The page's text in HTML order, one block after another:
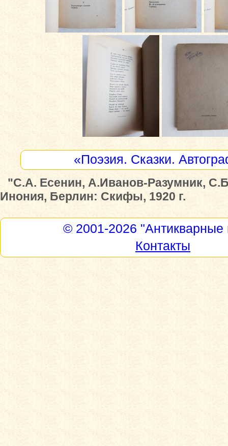
«Поэзия. Сказки.
"С.А. Есенин, А.Иванов-Разумник,
Инония, Берлин: Скифы, 1920 г.
© 2001-2026 "Антикварные
Контакты